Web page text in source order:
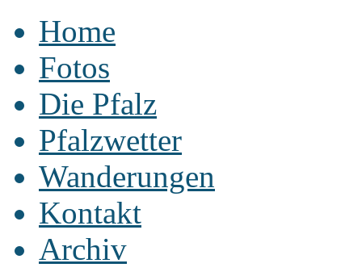
Home
Fotos
Die Pfalz
Pfalzwetter
Wanderungen
Kontakt
Archiv